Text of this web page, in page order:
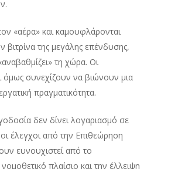
«αέρα» και καμουφλάρονται
βιτρίνα της μεγάλης επένδυσης,
τη χώρα. Οι
όμως συνεχίζουν να βιώνουν μια
πραγματικότητα.
δεν δίνει λογαριασμό σε
έλεγχοι από την Επιθεώρηση
ευνουχιστεί από το
πλαίσιο και την έλλειψη